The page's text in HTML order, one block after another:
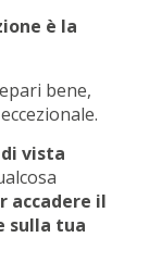
è la
bene,
vista
accadere il
sulla tua